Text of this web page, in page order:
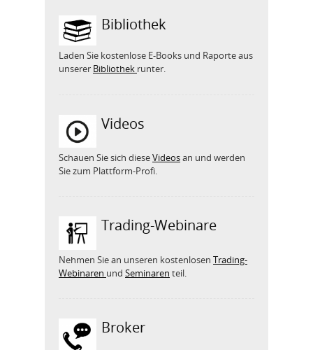
Bibliothek
Laden Sie kostenlose E-Books und Raporte aus
unserer Bibliothek runter.
Videos
Schauen Sie sich dieseVideosan und werden
Sie zum Plattform-Profi.
Trading-Webinare
Nehmen Sie an unseren kostenlosen Trading-
Webinaren und Seminaren teil.
Broker